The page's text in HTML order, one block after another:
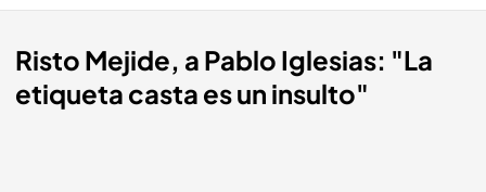
Risto Mejide, a Pablo Iglesias: "La
etiqueta casta es un insulto"